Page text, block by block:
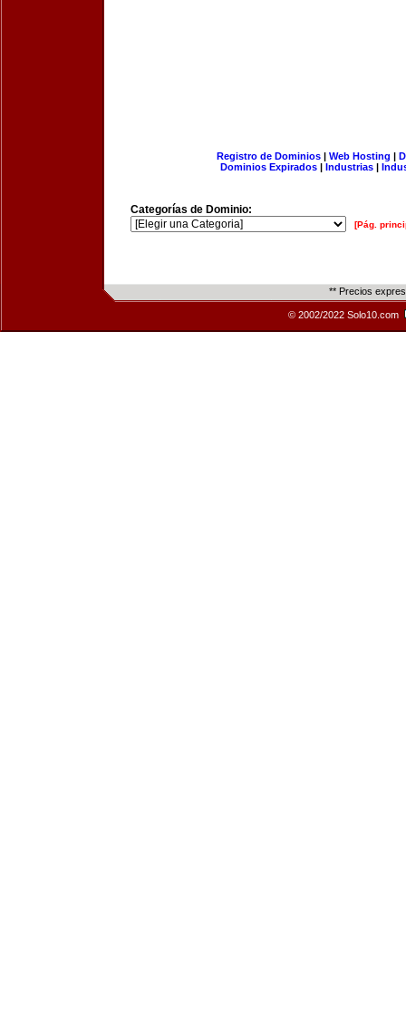
Registro de Dominios| Web Hosting |
Dominios Expirados | Industrias |
Categorías de Dominio:
[Pág.
** Precios
© 2002/2022 Solo10.com